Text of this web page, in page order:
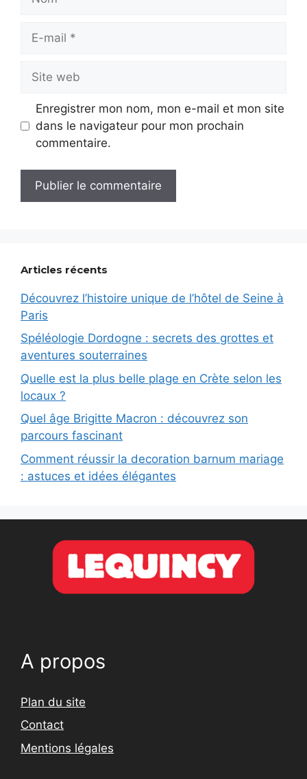
Site
web
Enregistrer mon nom, mon e-mail et mon site
dans le navigateur pour mon prochain
commentaire.
Articles récents
Découvrez l’histoire unique de l’hôtel de Seine à
Paris
Spéléologie Dordogne : secrets des grottes et
aventures souterraines
Quelle est la plus belle plage en Crète selon les
locaux ?
Quel âge Brigitte Macron : découvrez son
parcours fascinant
Comment réussir la decoration barnum mariage
: astuces et idées élégantes
A propos
Plan du site
Contact
Mentions légales